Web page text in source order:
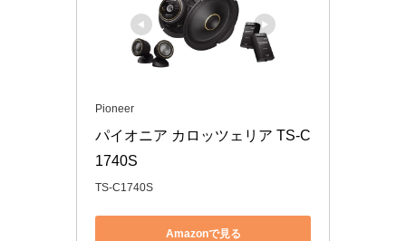
Pioneer
パイオニア カロッツェリア TS-C
1740S
TS-C1740S
Amazonで見る